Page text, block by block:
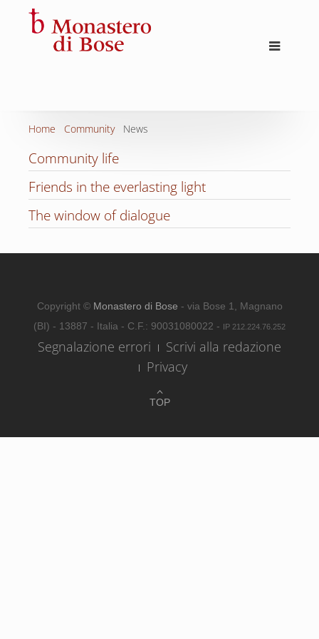
Home Community News
Community life
Friends in the everlasting light
The window of dialogue
TOP
Copyright © Monastero di Bose - via Bose 1, Magnano
(BI) - 13887 - Italia - C.F.: 90031080022 - IP 212.224.76.252
Segnalazione errori
Scrivi alla redazione
Privacy